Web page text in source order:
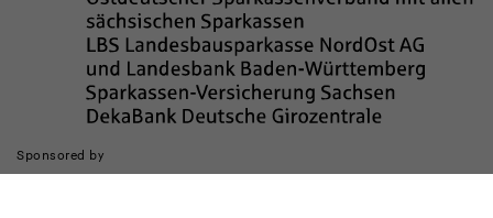
Sponsored by